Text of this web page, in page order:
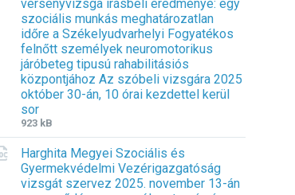
n
:
d
o
c
e
e
x
t
e
n
s
i
o
n
:
d
o
e
s
i
z
e
:
versenyvizsga írásbeli eredménye: egy
szociális munkás meghatározatlan
időre a Székelyudvarhelyi Fogyatékos
felnőtt személyek neuromotorikus
járóbeteg tipusú rahabilitásiós
központjához Az szóbeli vizsgára 2025
október 30-án, 10 órai kezdettel kerül
sor
F
i
l
e
e
F
i
l
e
s
923 kB
Harghita Megyei Szociális és
Gyermekvédelmi Vezérigazgatóság
vizsgát szervez 2025. november 13-án